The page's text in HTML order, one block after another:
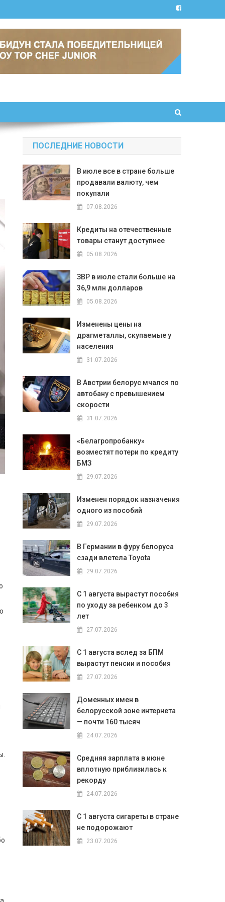
ПОСЛЕДНИЕ НОВОСТИ
В июле все в стране больше
продавали валюту, чем
покупали
07.08.2026
Кредиты на отечественные
товары станут доступнее
05.08.2026
ЗВР в июле стали больше на
36,9 млн долларов
05.08.2026
Изменены цены на
драгметаллы, скупаемые у
населения
31.07.2026
В Австрии белорус мчался по
автобану с превышением
скорости
31.07.2026
«Белагропробанку»
возместят потери по кредиту
БМЗ
29.07.2026
Изменен порядок назначения
одного из пособий
29.07.2026
В Германии в фуру белоруса
сзади влетела Toyota
29.07.2026
С 1 августа вырастут пособия
по уходу за ребенком до 3
лет
27.07.2026
С 1 августа вслед за БПМ
вырастут пенсии и пособия
27.07.2026
Доменных имен в
белорусской зоне интернета
— почти 160 тысяч
24.07.2026
Средняя зарплата в июне
вплотную приблизилась к
рекорду
24.07.2026
С 1 августа сигареты в стране
не подорожают
23.07.2026